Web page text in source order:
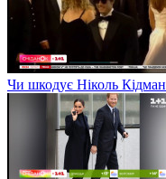
Чи шкодує Ніколь